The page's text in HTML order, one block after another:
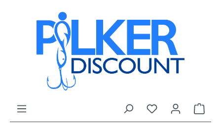
Zum Hauptinhalt springen
Du hast 0